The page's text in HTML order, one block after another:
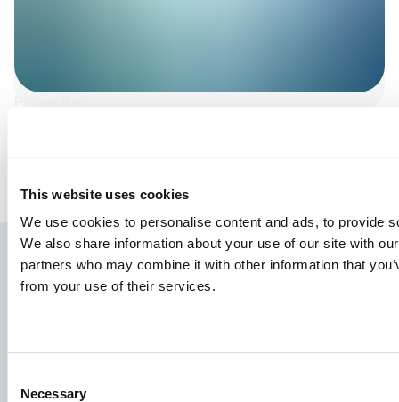
This website uses cookies
We use cookies to personalise content and ads, to provide
We also share information about your use of our site with
partners who may combine it with other information that
from your use of their services.
Selection
Necessary